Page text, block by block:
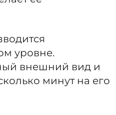
уровне.
внешний вид и
минут на его